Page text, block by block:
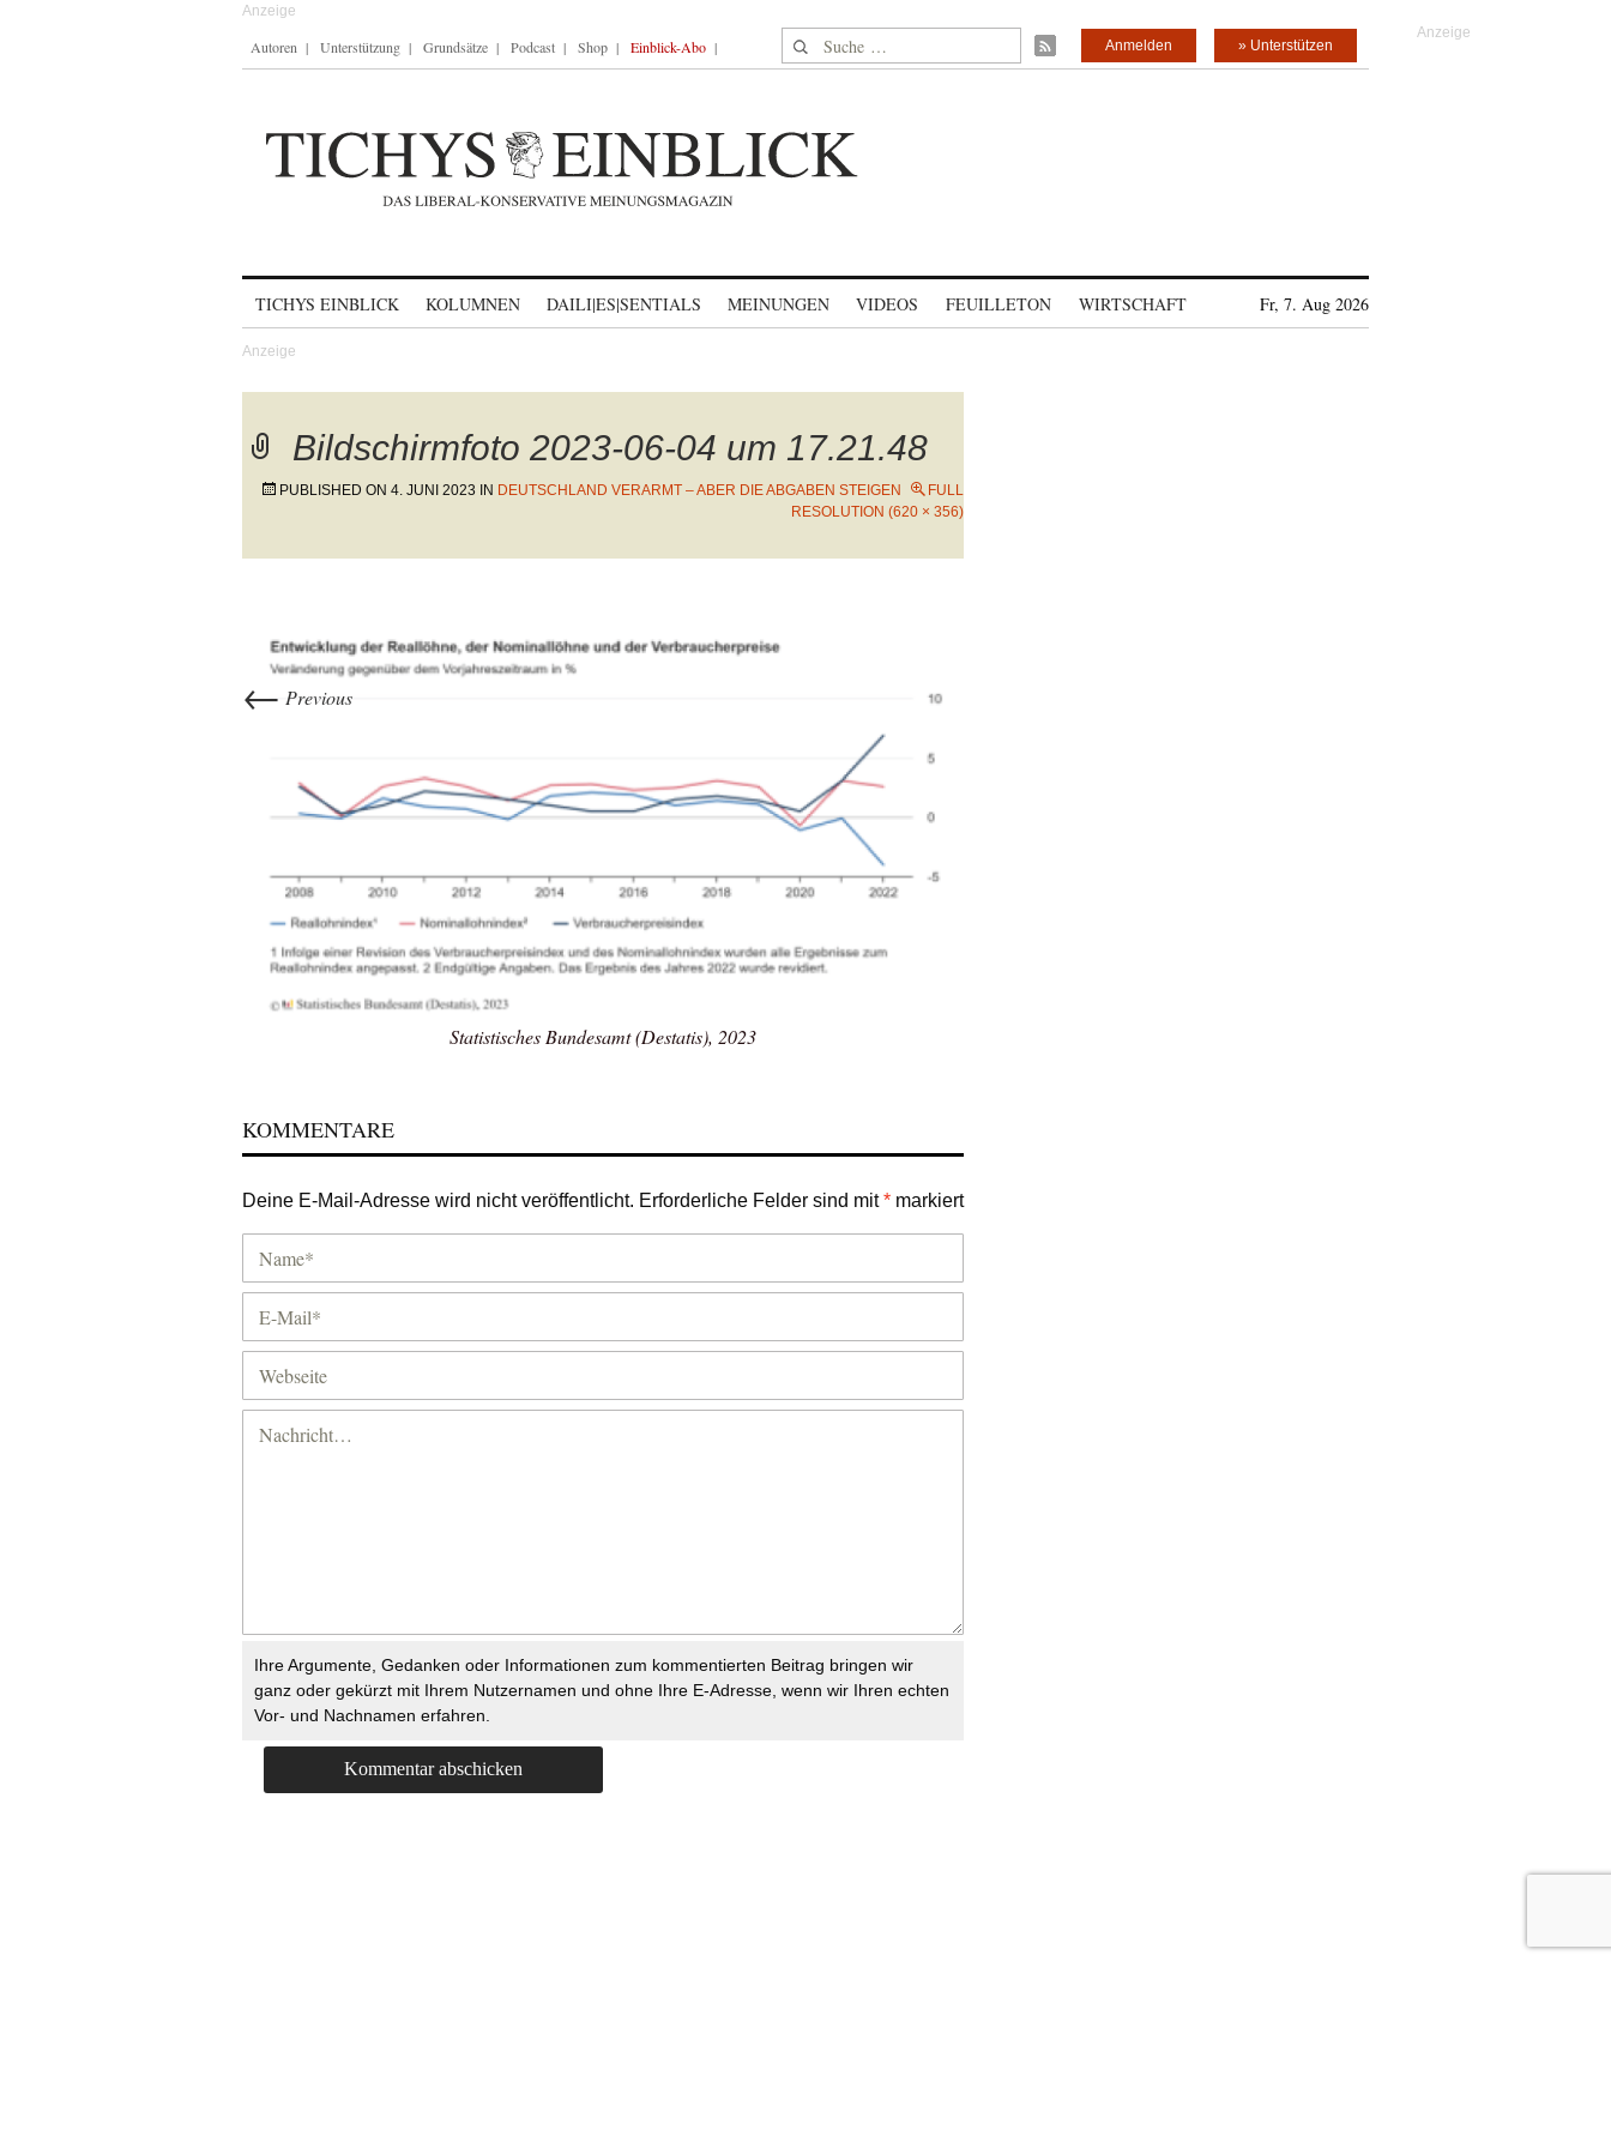
Autoren Unterstützung Grundsätze Podcast Shop Einblick-Abo Suche nach: » Unterstützen
Anmelden
TICHYS EINBLICK KOLUMNEN DAILI|ES|SENTIALS MEINUNGEN VIDEOS FEUILLETON WIRTSCHAFT Fr, 7. Aug 2026
Bildschirmfoto 2023-06-04 um 17.21.48
PUBLISHED ON 4. JUNI 2023 IN DEUTSCHLAND VERARMT – ABER DIE ABGABEN STEIGEN
FULL
RESOLUTION (620 × 356)
← Previous
Statistisches Bundesamt (Destatis), 2023
KOMMENTARE
Deine E-Mail-Adresse wird nicht veröffentlicht. Erforderliche Felder sind mit* markiert
Ihre Argumente, Gedanken oder Informationen zum kommentierten Beitrag bringen wir
ganz oder gekürzt mit Ihrem Nutzernamen und ohne Ihre E-Adresse, wenn wir Ihren echten
Vor- und Nachnamen erfahren.